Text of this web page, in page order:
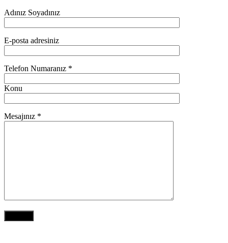
Adınız Soyadınız
E-posta adresiniz
Telefon Numaranız *
Konu
Mesajınız *